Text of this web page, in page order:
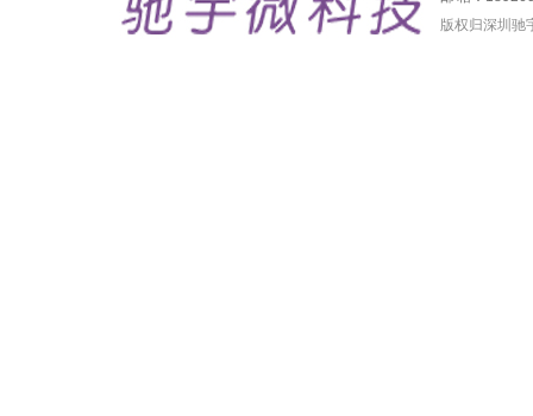
版权归深圳